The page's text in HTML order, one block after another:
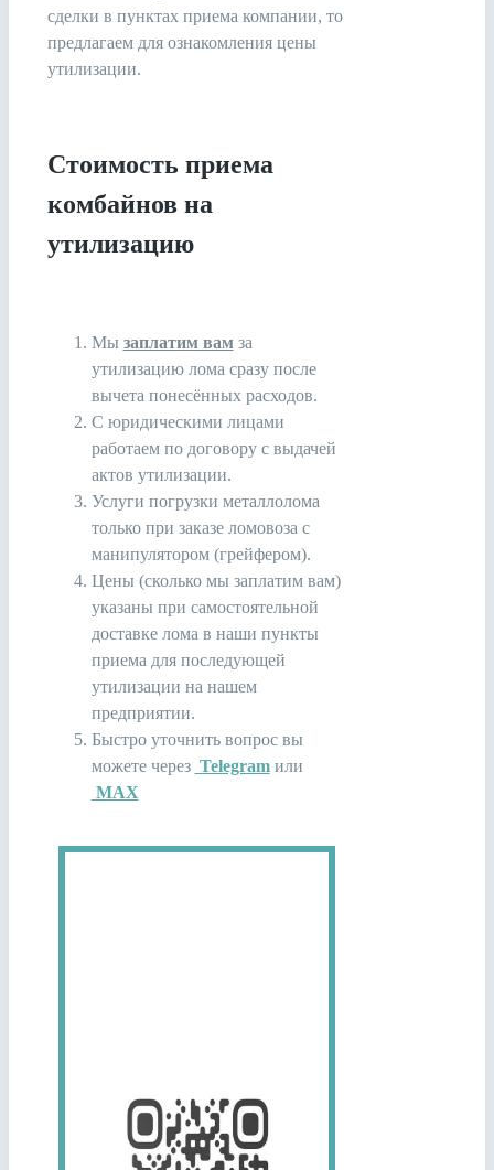
сделки в пунктах приема компании, то
предлагаем для ознакомления цены
утилизации.
Стоимость приема
комбайнов на
утилизацию
Мы заплатим вамза
утилизацию лома сразу после
вычета понесённых расходов.
С юридическими лицами
работаем по договору с выдачей
актов утилизации.
Услуги погрузки металлолома
только при заказе ломовоза с
манипулятором (грейфером).
Цены (сколько мы заплатим вам)
указаны при самостоятельной
доставке лома в наши пункты
приема для последующей
утилизации на нашем
предприятии.
Быстро уточнить вопрос вы
можете через Telegramили
MAX